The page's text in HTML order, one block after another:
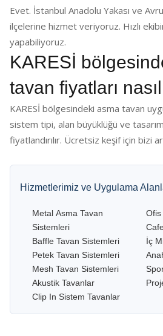
Evet. İstanbul Anadolu Yakası ve
ilçelerine hizmet veriyoruz. Hızlı
yapabiliyoruz.
KARESİ
tavan fiyatları
KARESİ bölgesindeki asma tavan
sistem tipi, alan büyüklüğü ve tasarım
fiyatlandırılır. Ücretsiz keşif için bizi
Hizmetlerimiz ve Uygulama
Metal Asma Tavan
Sistemleri
Baffle Tavan Sistemleri
Petek Tavan Sistemleri
Mesh Tavan Sistemleri
Akustik Tavanlar
Clip In Sistem Tavanlar
Ofis
İç